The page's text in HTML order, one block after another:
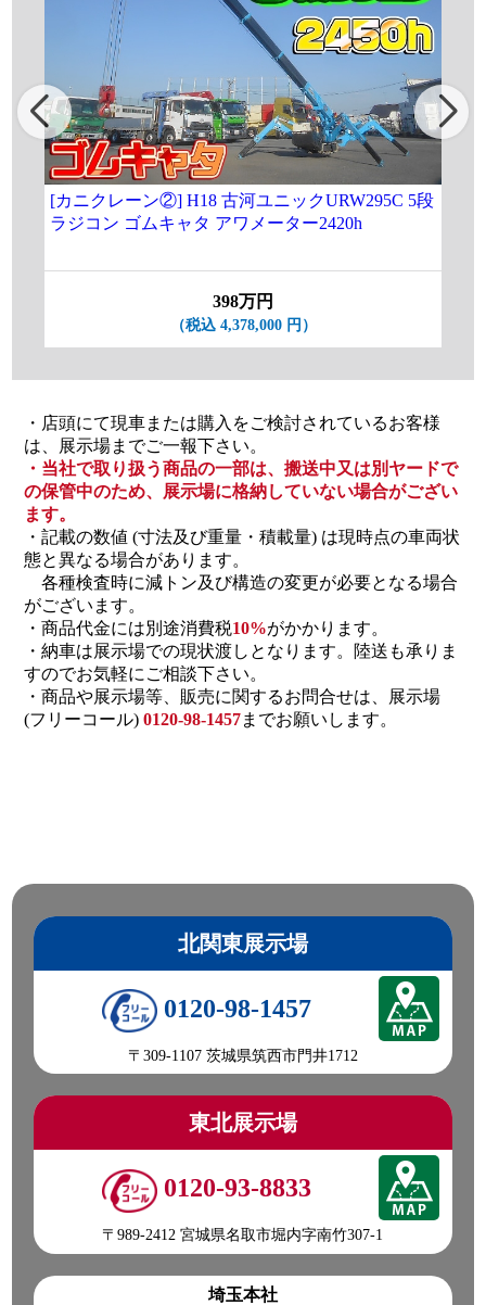
[カニクレーン②] H18 古河ユニックURW295C 5段
ラジコン ゴムキャタ アワメーター2420h
398万円
（税込 4,378,000 円）
・店頭にて現車または購入をご検討されているお客様
は、展示場までご一報下さい。
・当社で取り扱う商品の一部は、搬送中又は別ヤードで
の保管中のため、展示場に格納していない場合がござい
ます。
・記載の数値 (寸法及び重量・積載量) は現時点の車両状
態と異なる場合があります。
各種検査時に減トン及び構造の変更が必要となる場合
がございます。
・商品代金には別途消費税10%がかかります。
・納車は展示場での現状渡しとなります。陸送も承りま
すのでお気軽にご相談下さい。
・商品や展示場等、販売に関するお問合せは、展示場
(フリーコール) 0120-98-1457までお願いします。
北関東展示場
0120-98-1457
〒309-1107 茨城県筑西市門井1712
東北展示場
0120-93-8833
〒989-2412 宮城県名取市堀内字南竹307-1
埼玉本社